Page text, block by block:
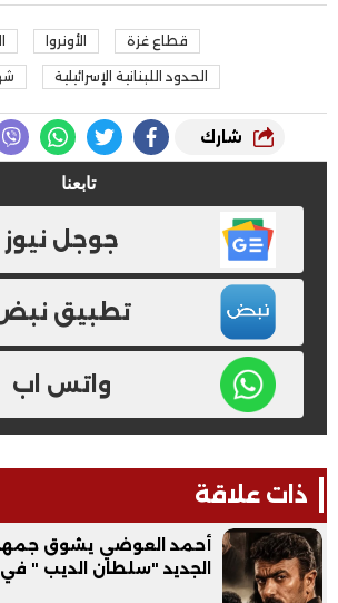
قطاع غزة الأونروا
الحدود اللبنانية الإسرائيلية
شارك
تابعنا
جوجل نيوز
تطبيق
واتس اب
ذات علاقة
أحمد العوضي يشوق
الجديد "سلطان الديب " في